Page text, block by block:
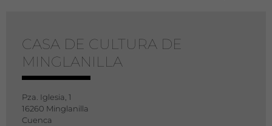
CASA DE CULTURA DE
MINGLANILLA
Pza. Iglesia, 1
16260 Minglanilla
Cuenca